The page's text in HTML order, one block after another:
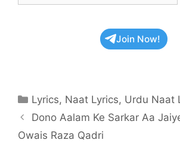
Join Now!
Categories
Lyrics, Naat Lyrics, Urdu Naat
Dono Aalam Ke Sarkar Aa
Owais Raza Qadri